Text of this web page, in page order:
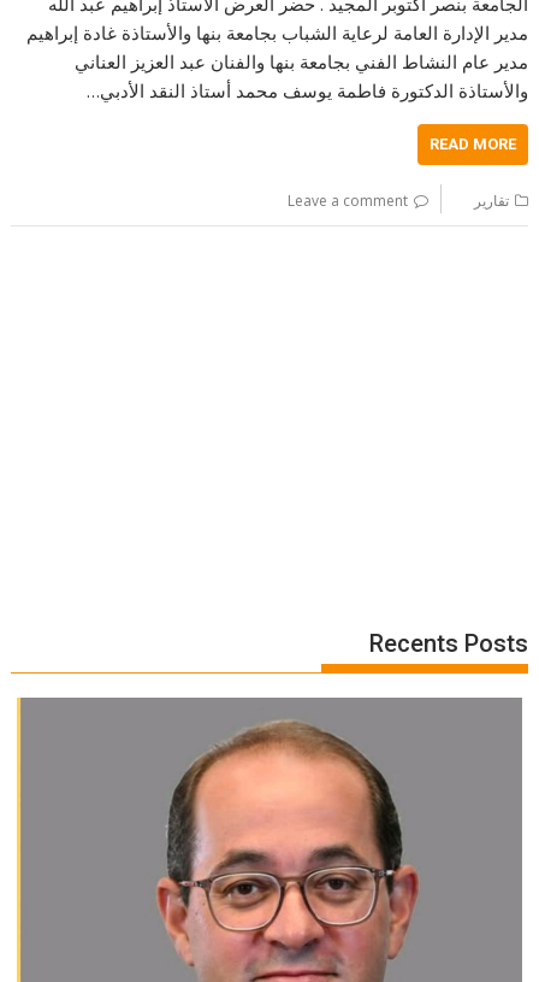
مدير الإدارة العامة لرعاية الشباب بجامعة بنها والأستاذة غادة إبراهيم
مدير عام النشاط الفني بجامعة بنها والفنان عبد العزيز العناني
والأستاذة الدكتورة فاطمة يوسف محمد أستاذ النقد الأدبي…
READ MORE
تقارير Leave a comment
Recents Posts